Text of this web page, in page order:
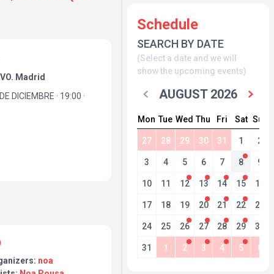
Madrid
DICIEMBRE · 19:00 ·
de despedida, porque
irme a vivir en
llega otro
oficial de mi
✨🌙
noa
Schedule
SEARCH BY DATE
(Select a date and we will
show the upcoming events)
AUGUST 2026
Mon Tue Wed Thu Fri Sat Sun
27 28 29 30 31 1 2
3 4 5 6 7 8 9
10 11 12 13 14 15 16
17 18 19 20 21 22 23
24 25 26 27 28 29 30
31 1 2 3 4 5 6